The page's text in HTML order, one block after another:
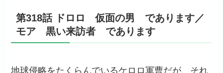
第318話 ドロロ 仮面の男 であります／
モア 黒い来訪者 であります
地球侵略をたくらんでいるケロロ軍曹だが、それ